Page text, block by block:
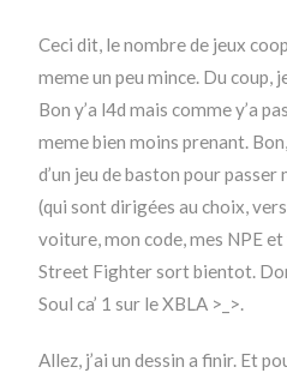
Ceci dit, le nombre de jeux
meme un peu mince. Du coup,
Bon y’a l4d mais comme y’a
meme bien moins prenant.
d’un jeu de baston pour
(qui sont dirigées au choix,
voiture, mon code, mes NPE
Street Fighter sort bientot.
Soul ca’ 1 sur le XBLA >_>.
Allez, j’ai un dessin a finir. Et